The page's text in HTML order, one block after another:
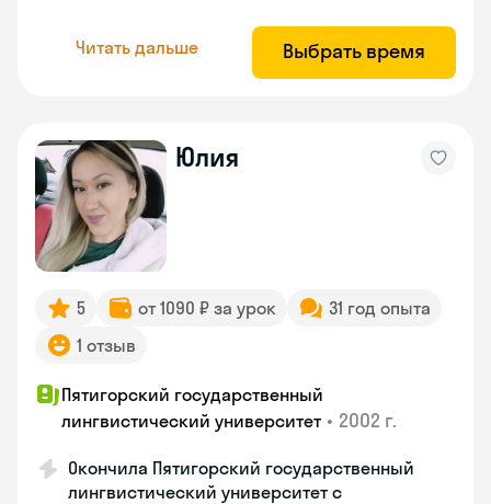
Читать дальше Выбрать время
Юлия
5 от 1090 ₽ за урок
31 год опыта
1 отзыв
Пятигорский государственный
лингвистический университет • 2002 г.
Окончила Пятигорский государственный
лингвистический университет с